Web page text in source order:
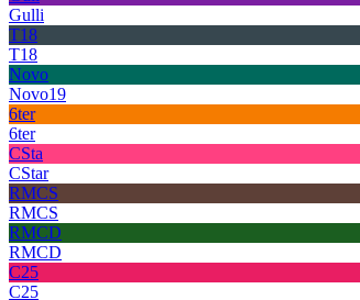
Gulli
T18
T18
Novo
Novo19
6ter
6ter
CSta
CStar
RMCS
RMCS
RMCD
RMCD
C25
C25